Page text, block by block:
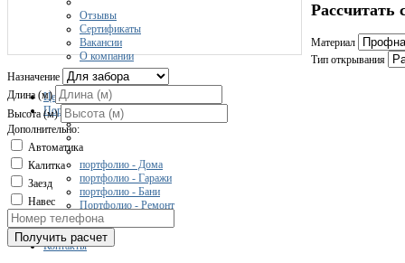
Отзывы
Сертификаты
Вакансии
О компании
Цены
Портфолио
портфолио - Дома
портфолио - Гаражи
портфолио - Бани
Портфолио - Ремонт
Контакты
Рассчитать
Материал
Тип открывания
Назначение
Длина (м)
Высота (м)
Дополнительно:
Автоматика
Калитка
Заезд
Навес
Получить расчет